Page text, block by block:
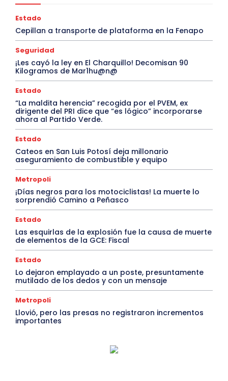
Estado
Cepillan a transporte de plataforma en la Fenapo
Seguridad
¡Les cayó la ley en El Charquillo! Decomisan 90
Kilogramos de Mar1hu@n@
Estado
“La maldita herencia” recogida por el PVEM, ex
dirigente del PRI dice que “es lógico” incorporarse
ahora al Partido Verde.
Estado
Cateos en San Luis Potosí deja millonario
aseguramiento de combustible y equipo
Metropoli
¡Días negros para los motociclistas! La muerte lo
sorprendió Camino a Peñasco
Estado
Las esquirlas de la explosión fue la causa de muerte
de elementos de la GCE: Fiscal
Estado
Lo dejaron emplayado a un poste, presuntamente
mutilado de los dedos y con un mensaje
Metropoli
Llovió, pero las presas no registraron incrementos
importantes